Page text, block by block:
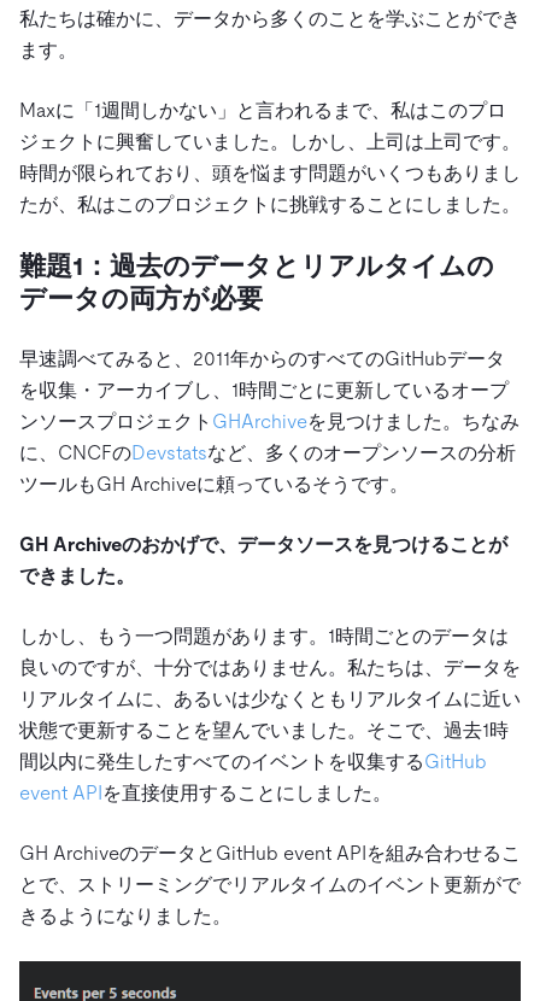
私たちは確かに、データから多くのことを学ぶことができ
ます。
Maxに「1週間しかない」と言われるまで、私はこのプロ
ジェクトに興奮していました。しかし、上司は上司です。
時間が限られており、頭を悩ます問題がいくつもありまし
たが、私はこのプロジェクトに挑戦することにしました。
難題1：過去のデータとリアルタイムの
データの両方が必要
早速調べてみると、2011年からのすべてのGitHubデータ
を収集・アーカイブし、1時間ごとに更新しているオープ
ンソースプロジェクト GHArchiveを見つけました。ちなみ
に、CNCFのDevstatsなど、多くのオープンソースの分析
ツールもGH Archiveに頼っているそうです。
GH Archiveのおかげで、データソースを見つけることが
できました。
しかし、もう一つ問題があります。1時間ごとのデータは
良いのですが、十分ではありません。私たちは、データを
リアルタイムに、あるいは少なくともリアルタイムに近い
状態で更新することを望んでいました。そこで、過去1時
間以内に発生したすべてのイベントを収集するGitHub
event APIを直接使用することにしました。
GH ArchiveのデータとGitHub event APIを組み合わせるこ
とで、ストリーミングでリアルタイムのイベント更新がで
きるようになりました。